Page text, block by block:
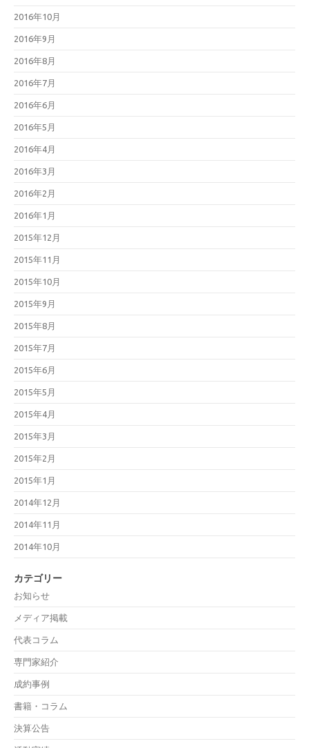
2016年10月
2016年9月
2016年8月
2016年7月
2016年6月
2016年5月
2016年4月
2016年3月
2016年2月
2016年1月
2015年12月
2015年11月
2015年10月
2015年9月
2015年8月
2015年7月
2015年6月
2015年5月
2015年4月
2015年3月
2015年2月
2015年1月
2014年12月
2014年11月
2014年10月
カテゴリー
お知らせ
メディア掲載
代表コラム
専門家紹介
成約事例
書籍・コラム
決算公告